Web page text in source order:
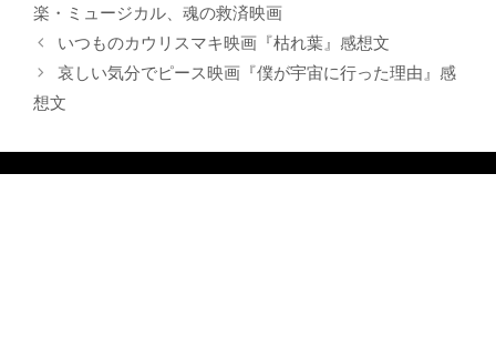
楽・ミュージカル、 魂の救済映画
いつものカウリスマキ映画『枯れ葉』感想文
哀しい気分でピース映画『僕が宇宙に行った理由』感
想文